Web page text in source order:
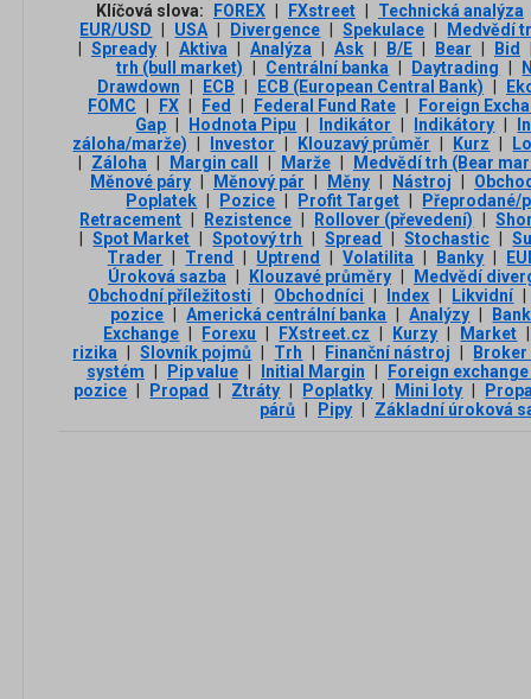
Klíčová slova: FOREX FXstreet
Technická analýza
EUR/USD
USA Divergence Spekulace
Medvědí
Spready Aktiva Analýza Ask B/E Bear Bid
trh (bull market)
Centrální banka Daytrading
Drawdown
ECB ECB (European Central Bank)
FOMC
FX Fed Federal Fund Rate
Foreign
Gap
Hodnota Pipu Indikátor Indikátory
záloha/marže)
Investor Klouzavý průměr Kurz
Záloha Margin call Marže
Medvědí trh (Bear
Měnové páry
Měnový pár Měny Nástroj
Poplatek
Pozice Profit Target
Přeprodané/
Retracement
Rezistence Rollover (převedení)
Spot Market Spotový trh Spread Stochastic
Trader
Trend Uptrend Volatilita Banky
Úroková sazba
Klouzavé průměry
Medvědí
Obchodní příležitosti
Obchodníci Index Likvidní
pozice
Americká centrální banka Analýzy
Exchange
Forexu FXstreet.cz Kurzy Market
rizika
Slovník pojmů Trh Finanční nástroj
systém
Pip value Initial Margin
Foreign
pozice
Propad Ztráty Poplatky Mini loty
párů
Pipy Základní úroková